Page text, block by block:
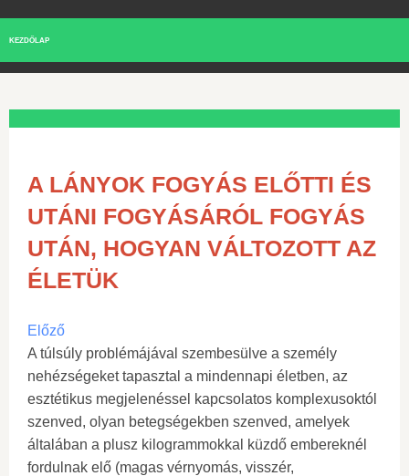
KEZDŐLAP
A LÁNYOK FOGYÁS ELŐTTI ÉS
UTÁNI FOGYÁSÁRÓL FOGYÁS
UTÁN, HOGYAN VÁLTOZOTT AZ
ÉLETÜK
Előző
A túlsúly problémájával szembesülve a személy
nehézségeket tapasztal a mindennapi életben, az
esztétikus megjelenéssel kapcsolatos komplexusoktól
szenved, olyan betegségekben szenved, amelyek
általában a plusz kilogrammokkal küzdő embereknél
fordulnak elő (magas vérnyomás, visszér,